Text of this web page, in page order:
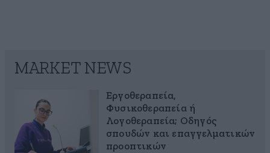
MARKET NEWS
Εργοθεραπεία,
Φυσικοθεραπεία ή
Λογοθεραπεία; Οδηγός
σπουδών και επαγγελματικών
προοπτικών